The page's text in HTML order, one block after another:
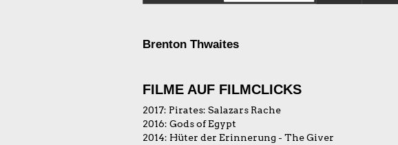
Brenton Thwaites
FILME AUF FILMCLICKS
2017: Pirates: Salazars Rache
2016: Gods of Egypt
2014: Hüter der Erinnerung - The Giver